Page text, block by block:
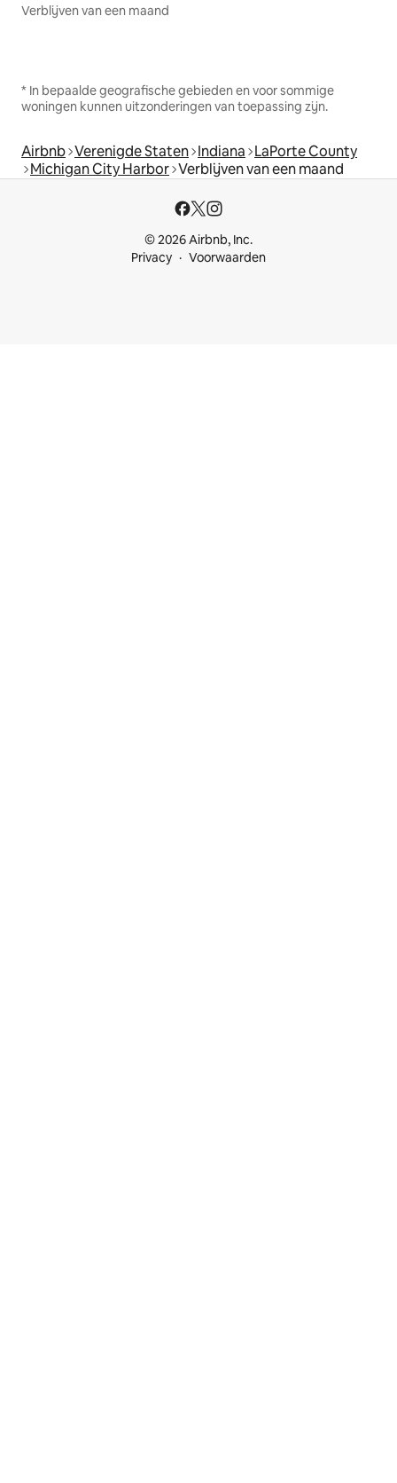
Verblijven van een maand
* In bepaalde geografische gebieden en voor sommige
woningen kunnen uitzonderingen van toepassing zijn.
Airbnb Verenigde Staten Indiana LaPorte County
Michigan City Harbor Verblijven van een maand
© 2026 Airbnb, Inc.
Privacy
Voorwaarden